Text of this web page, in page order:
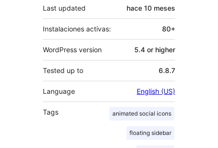
Last updated hace 10 meses
Instalaciones activas: 80+
WordPress version 5.4 or higher
Tested up to 6.8.7
Language English (US)
Tags animated social icons
floating sidebar